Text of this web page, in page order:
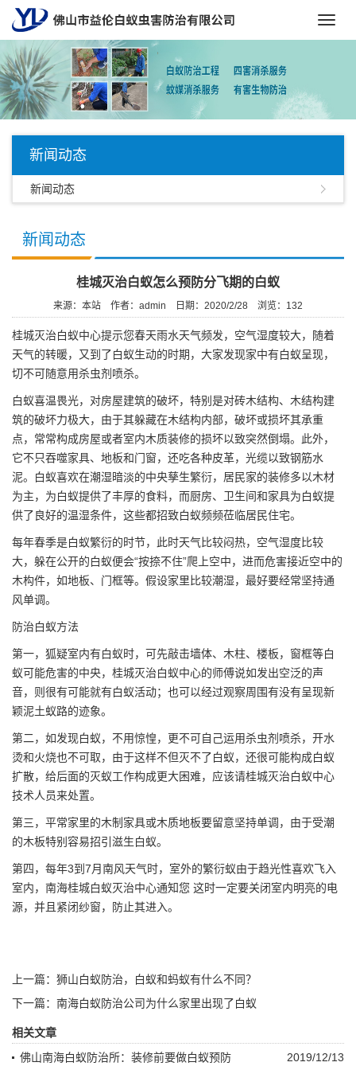
新闻动态
新闻动态
新闻动态
桂城灭治白蚁怎么预防分飞期的白蚁
来源：本站 作者：admin 日期：2020/2/28 浏览： 132
桂城灭治白蚁中心提示您春天雨水天气频发，空气湿度较大，随着
天气的转暖，又到了白蚁生动的时期，大家发现家中有白蚁呈现，
切不可随意用杀虫剂喷杀。
白蚁喜温畏光，对房屋建筑的破坏，特别是对砖木结构、木结构建
筑的破坏力极大，由于其躲藏在木结构内部，破坏或损坏其承重
点，常常构成房屋或者室内木质装修的损坏以致突然倒塌。此外，
它不只吞噬家具、地板和门窗，还吃各种皮革，光缆以致钢筋水
泥。白蚁喜欢在潮湿暗淡的中央孳生繁衍，居民家的装修多以木材
为主，为白蚁提供了丰厚的食料，而厨房、卫生间和家具为白蚁提
供了良好的温湿条件，这些都招致白蚁频频莅临居民住宅。
每年春季是白蚁繁衍的时节，此时天气比较闷热，空气湿度比较
大，躲在公开的白蚁便会“按捺不住”爬上空中，进而危害接近空中的
木构件，如地板、门框等。假设家里比较潮湿，最好要经常坚持通
风单调。
防治白蚁方法
第一，狐疑室内有白蚁时，可先敲击墙体、木柱、楼板，窗框等白
蚁可能危害的中央，桂城灭治白蚁中心的师傅说如发出空泛的声
音，则很有可能就有白蚁活动；也可以经过观察周围有没有呈现新
颖泥土蚁路的迹象。
第二，如发现白蚁，不用惊惶，更不可自己运用杀虫剂喷杀，开水
烫和火烧也不可取，由于这样不但灭不了白蚁，还很可能构成白蚁
扩散，给后面的灭蚁工作构成更大困难，应该请桂城灭治白蚁中心
技术人员来处置。
第三，平常家里的木制家具或木质地板要留意坚持单调，由于受潮
的木板特别容易招引滋生白蚁。
第四，每年3到7月南风天气时，室外的繁衍蚁由于趋光性喜欢飞入
室内， 南海桂城白蚁灭治中心通知您 这时一定要关闭室内明亮的电
源，并且紧闭纱窗，防止其进入。
上一篇： 狮山白蚁防治，白蚁和蚂蚁有什么不同？
下一篇： 南海白蚁防治公司为什么家里出现了白蚁
相关文章
2019/12/13
佛山南海白蚁防治所：装修前要做白蚁预防